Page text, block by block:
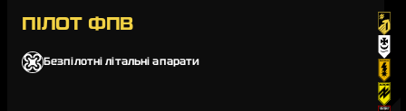
ПІЛОТ ФПВ
Безпілотні літальні апарати